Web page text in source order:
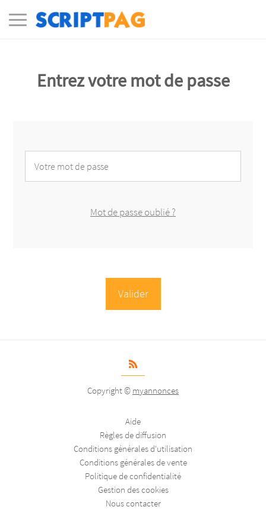
Entrez votre mot de passe
Mot de passe oublié ?
Copyright © myannonces
Aide
Règles de diffusion
Conditions générales d'utilisation
Conditions générales de vente
Politique de confidentialité
Gestion des cookies
Nous contacter